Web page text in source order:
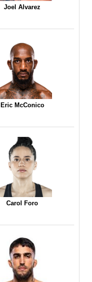
Joel Alvarez
Eric McConico
Carol Foro